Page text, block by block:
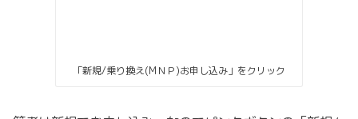
「新規/乗り換え(MＮＰ)お申し込み」をクリック